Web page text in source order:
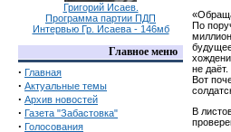
Григорий Исаев.
Программа партии ПДП
Интервью Гр. Исаева - 146мб
Главное меню
· Главная
· Актуальные темы
· Архив новостей
· Газета "Забастовка"
· Голосования
По
не даёт.
Вот
В